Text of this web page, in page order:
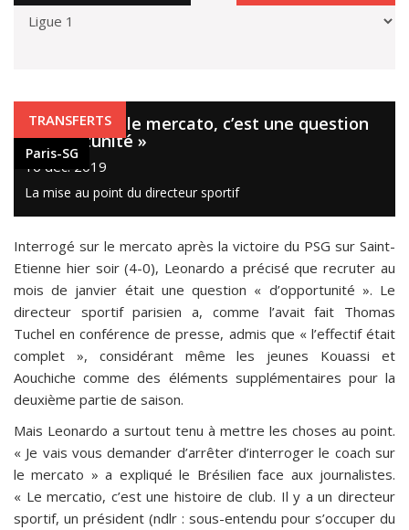
Paris-SG
TRANSFERTS
Paris-SG
Leonardo : « le mercato, c’est une question
d’opportunité »
16 déc. 2019
La mise au point du directeur sportif
Interrogé sur le mercato après la victoire du PSG sur Saint-
Etienne hier soir (4-0), Leonardo a précisé que recruter au
mois de janvier était une question « d’opportunité ». Le
directeur sportif parisien a, comme l’avait fait Thomas
Tuchel en conférence de presse, admis que « l’effectif était
complet », considérant même les jeunes Kouassi et
Aouchiche comme des éléments supplémentaires pour la
deuxième partie de saison.
Mais Leonardo a surtout tenu à mettre les choses au point.
« Je vais vous demander d’arrêter d’interroger le coach sur
le mercato » a expliqué le Brésilien face aux journalistes.
« Le mercatio, c’est une histoire de club. Il y a un directeur
sportif, un président (ndlr : sous-entendu pour s’occuper du